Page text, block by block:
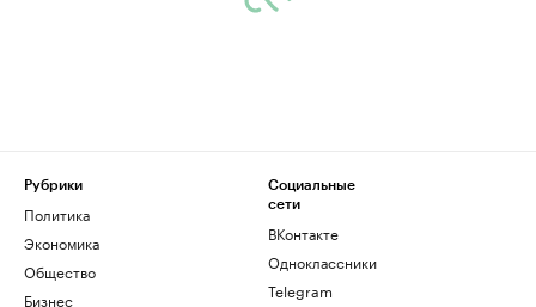
Рубрики
Политика
Экономика
Общество
Бизнес
Социальные
сети
ВКонтакте
Одноклассники
Telegram